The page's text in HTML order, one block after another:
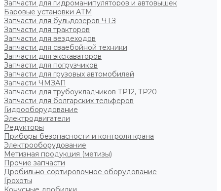
Запчасти для гидроманипуляторов и автовышек
Баровые установки АТМ
Запчасти для бульдозеров ЧТЗ
Запчасти для тракторов
Запчасти для вездеходов
Запчасти для сваебойной техники
Запчасти для экскаваторов
Запчасти для погрузчиков
Запчасти для грузовых автомобилей
Запчасти ЧМЗАП
Запчасти для трубоукладчиков ТР12, ТР20
Запчасти для болгарских тельферов
Гидрооборудование
Электродвигатели
Редукторы
Приборы безопасности и контроля крана
Электрооборудование
Метизная продукция (метизы)
Прочие запчасти
Дробильно-сортировочное оборудование
Грохоты